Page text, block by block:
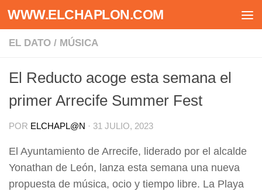
Saltar al contenido
WWW.ELCHAPLON.COM
EL DATO / MÚSICA
El Reducto acoge esta semana el
primer Arrecife Summer Fest
POR ELCHAPL@N · 31 JULIO, 2023
El Ayuntamiento de Arrecife, liderado por el alcalde
Yonathan de León, lanza esta semana una nueva
propuesta de música, ocio y tiempo libre. La Playa